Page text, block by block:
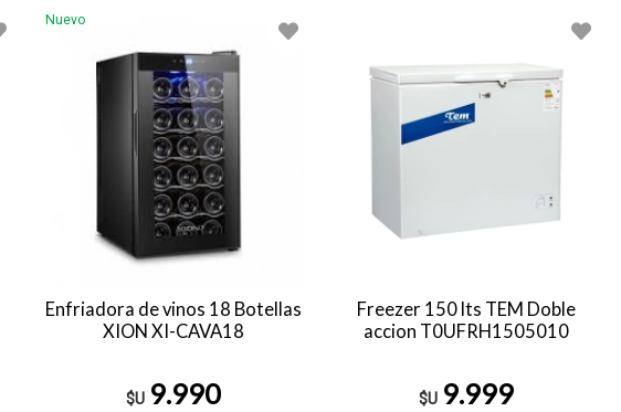
Nuevo
Enfriadora de vinos 18 Botellas
XION XI-CAVA18
$U 9.990
Freezer 150 lts TEM Doble
accion T0UFRH1505010
$U 9.999